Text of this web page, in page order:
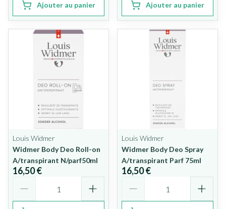
Ajouter au panier Ajouter au panier
Louis Widmer
Widmer Body Deo Roll-on
A/transpirant N/parf50ml
16,50 €
Louis Widmer
Widmer Body Deo Spray
A/transpirant Parf 75ml
16,50 €